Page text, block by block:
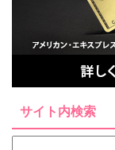
サイト内検索